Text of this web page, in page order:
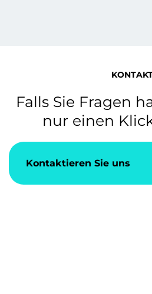
Falls Sie Fragen
nur einen
Kontaktieren Sie uns